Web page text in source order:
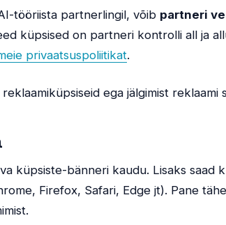
tööriista partnerlingil, võib partneri
küpsised on partneri kontrolli all ja
privaatsuspoliitikat.
ega jälgimist reklaami
küpsiste-bänneri kaudu. Lisaks saad
Firefox, Safari, Edge jt). Pane